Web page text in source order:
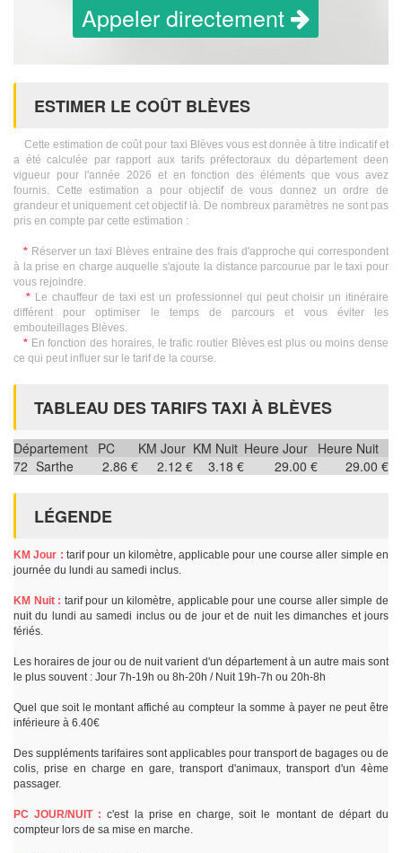
Appeler directement
ESTIMER LE COÛT BLÈVES
Cette estimation de coût pour taxi Blèves vous est donnée à titre indicatif et
a été calculée par rapport aux tarifs préfectoraux du département deen
vigueur pour l'année 2026 et en fonction des éléments que vous avez
fournis. Cette estimation a pour objectif de vous donnez un ordre de
grandeur et uniquement cet objectif là. De nombreux paramètres ne sont pas
pris en compte par cette estimation :
* Réserver un taxi Blèves entraine des frais d'approche qui correspondent
à la prise en charge auquelle s'ajoute la distance parcourue par le taxi pour
vous rejoindre.
* Le chauffeur de taxi est un professionnel qui peut choisir un itinéraire
différent pour optimiser le temps de parcours et vous éviter les
embouteillages Blèves.
* En fonction des horaires, le trafic routier Blèves est plus ou moins dense
ce qui peut influer sur le tarif de la course.
TABLEAU DES TARIFS TAXI À BLÈVES
Département PC KM Jour KM Nuit Heure Jour Heure Nuit
72 Sarthe 2.86 € 2.12 € 3.18 € 29.00 € 29.00 €
LÉGENDE
KM Jour : tarif pour un kilomètre, applicable pour une course aller simple en
journée du lundi au samedi inclus.
KM Nuit : tarif pour un kilomètre, applicable pour une course aller simple de
nuit du lundi au samedi inclus ou de jour et de nuit les dimanches et jours
fériés.
Les horaires de jour ou de nuit varient d'un département à un autre mais sont
le plus souvent : Jour 7h-19h ou 8h-20h / Nuit 19h-7h ou 20h-8h
Quel que soit le montant affiché au compteur la somme à payer ne peut être
inférieure à 6.40€
Des suppléments tarifaires sont applicables pour transport de bagages ou de
colis, prise en charge en gare, transport d'animaux, transport d'un 4ème
passager.
PC JOUR/NUIT : c'est la prise en charge, soit le montant de départ du
compteur lors de sa mise en marche.